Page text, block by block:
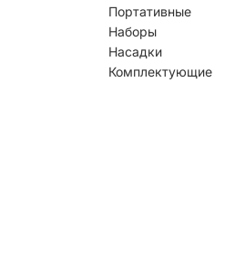
Портативные
Наборы
Насадки
Комплектующие